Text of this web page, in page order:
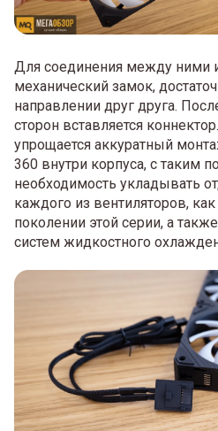
Для соединения между ними
механический замок,
направлении друг друга.
сторон вставляется
упрощается аккуратный
360 внутри корпуса, с таким
необходимость укладывать
каждого из вентиляторов,
поколении этой серии, а
систем жидкостного